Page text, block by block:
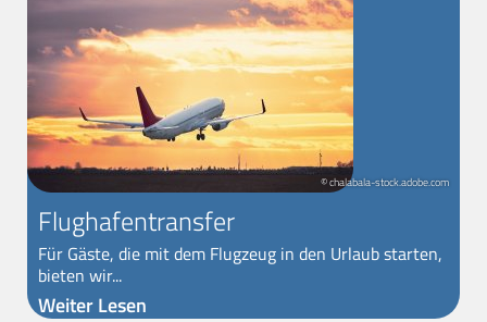
© chalabala-stock.adobe.com
Flughafentransfer
Für Gäste, die mit dem Flugzeug in den Urlaub starten,
bieten wir...
Weiter Lesen